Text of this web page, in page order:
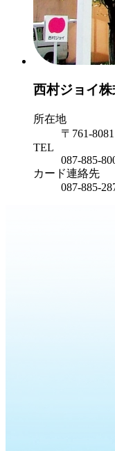
西村ジョイ
所在地
〒761-
TEL
087-885-
カード連絡先
087-885-